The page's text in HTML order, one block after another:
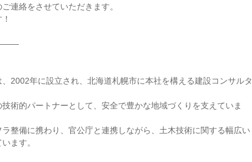
連絡をさせていただきます。
2002年に設立され、北海道札幌市に本社を構える建設コンサルタ
術的パートナーとして、安全で豊かな地域づくりを支えていま
整備に携わり、官公庁と連携しながら、土木技術に関する幅広い
ます。